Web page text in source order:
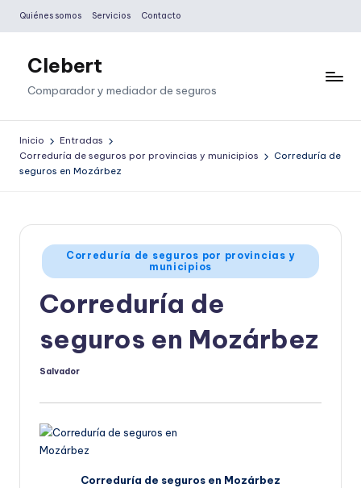
Saltar
contenido
Quiénes somos Servicios Contacto
Clebert
Comparador y mediador de seguros
Inicio
Entradas
Correduría de seguros por provincias y municipios
Correduría de
seguros en Mozárbez
Publicado
en
Correduría de seguros por provincias y
municipios
Correduría de
seguros en Mozárbez
Publicado
Salvador
Correduría de seguros en Mozárbez